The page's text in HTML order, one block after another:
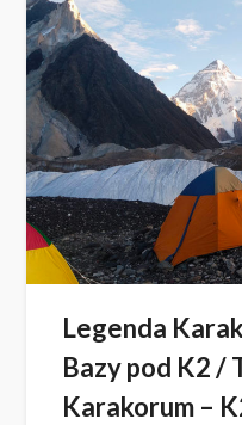
Legenda
Bazy pod K2 /
Karakorum –